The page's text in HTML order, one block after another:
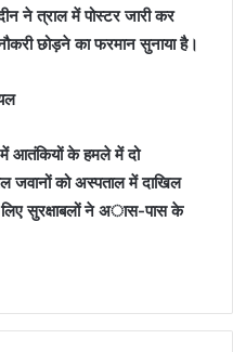
ने त्राल में पोस्टर जारी कर
छोड़ने का फरमान सुनाया है।
आतंकियों के हमले में दो
जवानों को अस्पताल में दाखिल
सुरक्षाबलों ने अास-पास के